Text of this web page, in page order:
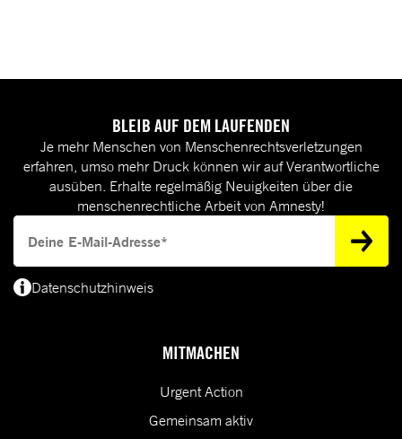
MITMACHEN
Urgent Action
Gemeinsam aktiv
BLEIB AUF DEM LAUFENDEN
Je mehr Menschen von Menschenrechtsverletzungen
erfahren, umso mehr Druck können wir auf Verantwortliche
ausüben. Erhalte regelmäßig Neuigkeiten über die
menschenrechtliche Arbeit von Amnesty!
Datenschutzhinweis